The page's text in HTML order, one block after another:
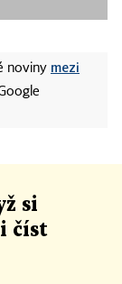
noviny mezi
si
číst